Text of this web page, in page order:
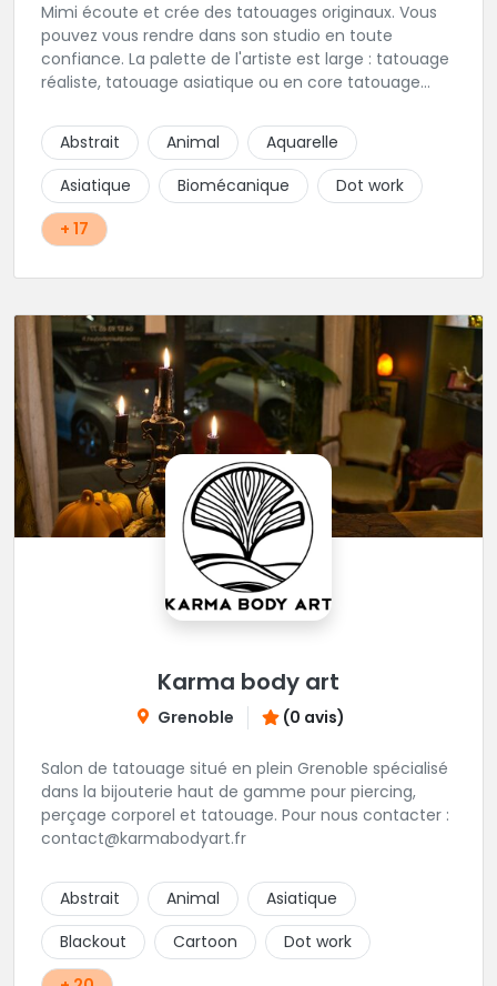
Mimi écoute et crée des tatouages originaux. Vous
pouvez vous rendre dans son studio en toute
confiance. La palette de l'artiste est large : tatouage
réaliste, tatouage asiatique ou en core tatouage
construire un projet qui vous ressemble.
Abstrait Animal
Aquarelle
Asiatique
Biomécanique
Dot work
+ 17
Karma body art
Grenoble (0 avis)
Salon de tatouage situé en plein Grenoble spécialisé
dans la bijouterie haut de gamme pour piercing,
perçage corporel et tatouage. Pour nous contacter :
contact@karmabodyart.fr
Abstrait Animal
Asiatique
Blackout
Cartoon
Dot work